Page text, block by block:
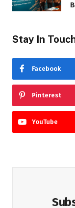
Stay In
Facebook
Pinterest
YouTube